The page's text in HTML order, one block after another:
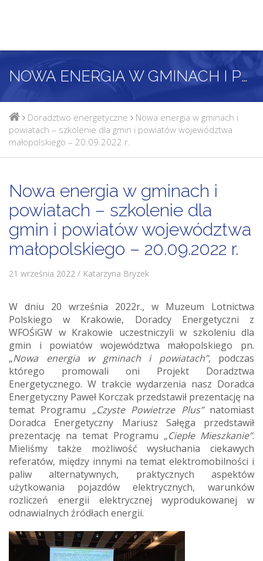
NOWA ENERGIA W GMINACH I POWIATACH – SZKOLENIE DLA GMIN I POWIATÓW WOJEWÓDZTWA MAŁOPOLSKIEGO – 20.09.2022 R.
Doradztwo energetyczne
Nowa energia w gminach i
powiatach – szkolenie dla gmin i powiatów województwa
małopolskiego – 20.09.2022 r.
Nowa energia w gminach i
powiatach – szkolenie dla
gmin i powiatów województwa
małopolskiego – 20.09.2022 r.
21 września 2022 / Katarzyna Bryzek
W dniu 20 września 2022r., w Muzeum Lotnictwa
Polskiego w Krakowie, Doradcy Energetyczni z
WFOŚiGW w Krakowie uczestniczyli w szkoleniu dla
gmin i powiatów województwa małopolskiego pn.
„Nowa energia w gminach i powiatach”, podczas
którego promowali oni Projekt Doradztwa
Energetycznego. W trakcie wydarzenia nasz Doradca
Energetyczny Paweł Korczak przedstawił prezentację na
temat Programu „Czyste Powietrze Plus”natomiast
Doradca Energetyczny Mariusz Sałęga przedstawił
prezentację na temat Programu „Ciepłe Mieszkanie”.
Mieliśmy także możliwość wysłuchania ciekawych
referatów, między innymi na temat elektromobilności i
paliw alternatywnych, praktycznych aspektów
użytkowania pojazdów elektrycznych, warunków
rozliczeń energii elektrycznej wyprodukowanej w
odnawialnych źródłach energii.